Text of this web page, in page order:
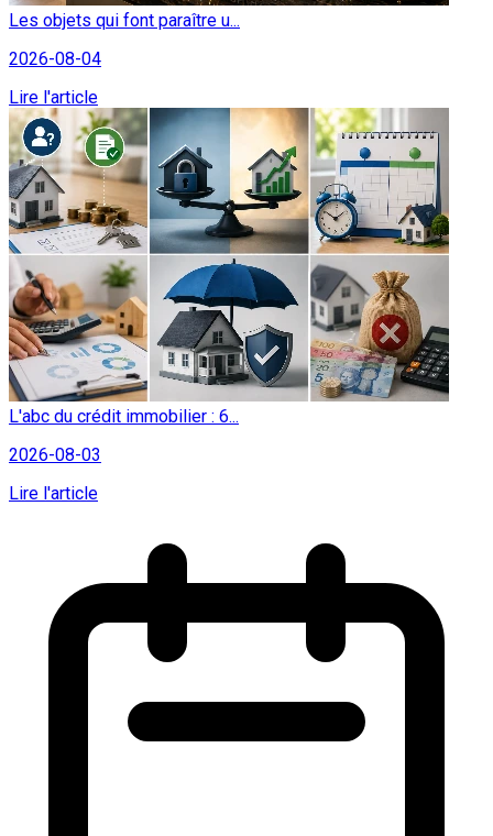
Les objets qui font paraître u...
2026-08-04
Lire l'article
L'abc du crédit immobilier : 6...
2026-08-03
Lire l'article